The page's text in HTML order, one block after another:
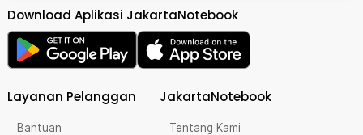
Download Aplikasi JakartaNotebook
Layanan Pelanggan
Bantuan
JakartaNotebook
Tentang Kami